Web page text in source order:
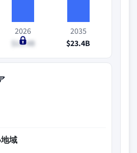
2026
$13.4B
2035
$23.4B
域